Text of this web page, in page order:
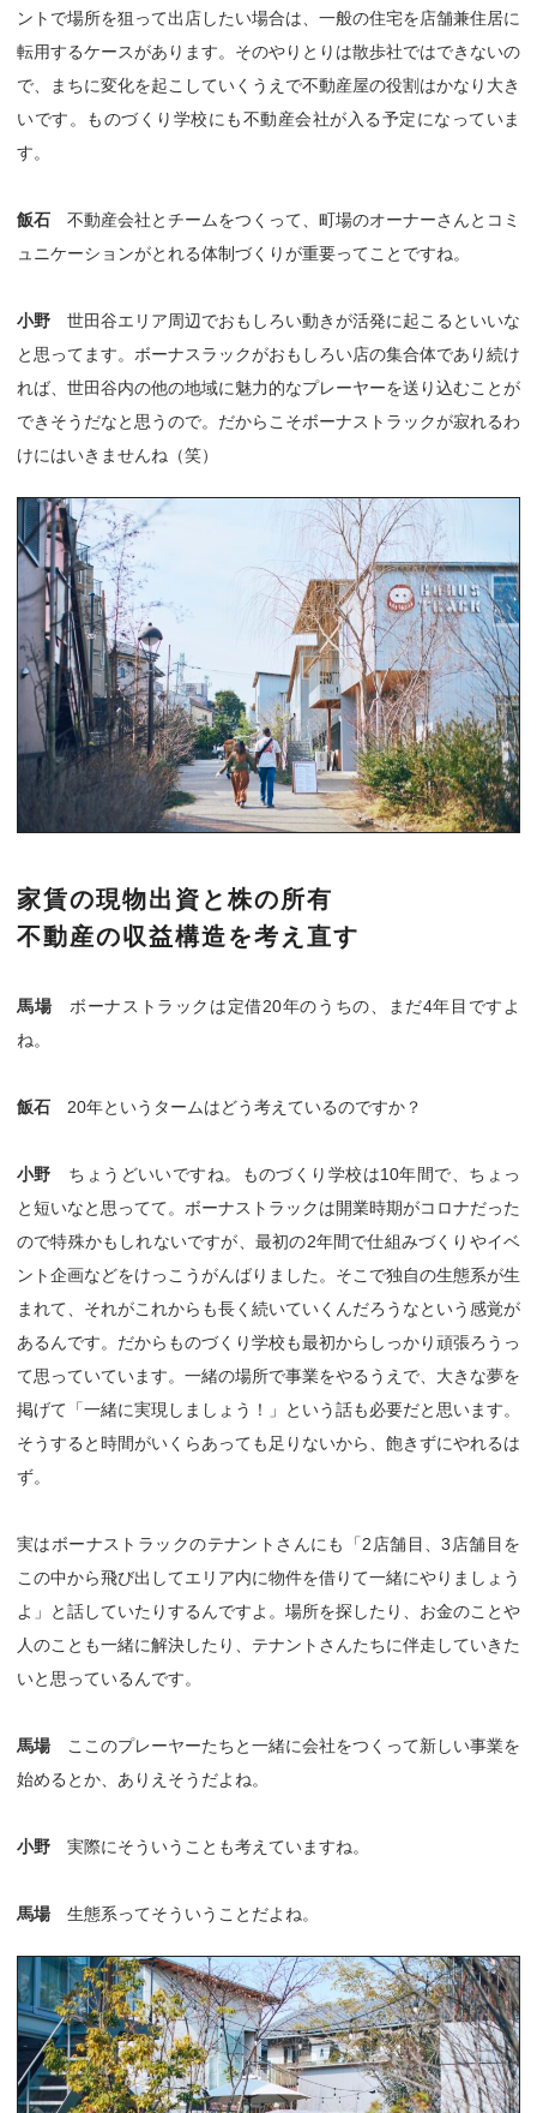
ントで場所を狙って出店したい場合は、一般の住宅を店舗兼住居に
転用するケースがあります。そのやりとりは散歩社ではできないの
で、まちに変化を起こしていくうえで不動産屋の役割はかなり大き
いです。ものづくり学校にも不動産会社が入る予定になっていま
す。
飯石 不動産会社とチームをつくって、町場のオーナーさんとコミ
ュニケーションがとれる体制づくりが重要ってことですね。
小野 世田谷エリア周辺でおもしろい動きが活発に起こるといいな
と思ってます。ボーナスラックがおもしろい店の集合体であり続け
れば、世田谷内の他の地域に魅力的なプレーヤーを送り込むことが
できそうだなと思うので。だからこそボーナストラックが寂れるわ
けにはいきませんね（笑）
家賃の現物出資と株の所有
不動産の収益構造を考え直す
馬場ボーナストラックは定借20年のうちの、まだ4年目ですよ
ね。
飯石 20年というタームはどう考えているのですか？
小野 ちょうどいいですね。ものづくり学校は10年間で、ちょっ
と短いなと思ってて。ボーナストラックは開業時期がコロナだった
ので特殊かもしれないですが、最初の2年間で仕組みづくりやイベ
ント企画などをけっこうがんばりました。そこで独自の生態系が生
まれて、それがこれからも長く続いていくんだろうなという感覚が
あるんです。だからものづくり学校も最初からしっかり頑張ろうっ
て思っていています。一緒の場所で事業をやるうえで、大きな夢を
掲げて「一緒に実現しましょう！」という話も必要だと思います。
そうすると時間がいくらあっても足りないから、飽きずにやれるは
ず。
実はボーナストラックのテナントさんにも「2店舗目、3店舗目を
この中から飛び出してエリア内に物件を借りて一緒にやりましょう
よ」と話していたりするんですよ。場所を探したり、お金のことや
人のことも一緒に解決したり、テナントさんたちに伴走していきた
いと思っているんです。
馬場ここのプレーヤーたちと一緒に会社をつくって新しい事業を
始めるとか、ありえそうだよね。
小野 実際にそういうことも考えていますね。
馬場生態系ってそういうことだよね。